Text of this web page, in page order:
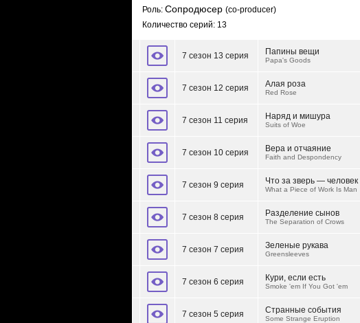
Роль: Сопродюсер (co-producer)
Количество серий: 13
7 сезон 13 серия Папины вещи
Papa's Goods
7 сезон 12 серия Алая роза
Red Rose
7 сезон 11 серия Наряд и мишура
Suits of Woe
7 сезон 10 серия Вера и отчаяние
Faith and Despondency
7 сезон 9 серия Что за зверь — человек
What a Piece of Work Is Man
7 сезон 8 серия Разделение сынов
The Separation of Crows
7 сезон 7 серия Зеленые рукава
Greensleeves
7 сезон 6 серия Кури, если есть
Smoke 'em If You Got 'em
7 сезон 5 серия Странные события
Some Strange Eruption